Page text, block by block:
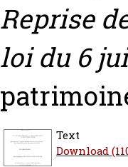
Reprise
loi du 6
Text
Download